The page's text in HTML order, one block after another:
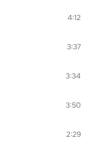
4:12
3:37
3:34
3:50
2:29